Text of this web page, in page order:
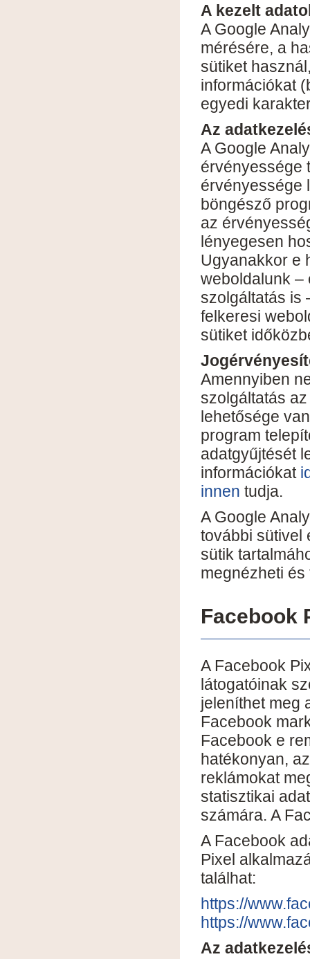
A kezelt
A Google
mérésére, a
sütiket
információkat
egyedi
Az
A Google
érvényessége
érvényessége
böngésző
az
lényegesen
Ugyanakkor e
weboldalunk –
szolgáltatás is
felkeresi
sütiket
Amennyiben
szolgáltatás
lehetősége
program
adatgyűjtését
információkat
innen tudja.
A Google
további sütivel
sütik
megnézheti és
Facebook
A Facebook
látogatóinak
jeleníthet meg
Facebook
Facebook e
hatékonyan,
reklámokat
statisztikai
számára. A
A Facebook
Pixel
találhat:
https://
https://
Az